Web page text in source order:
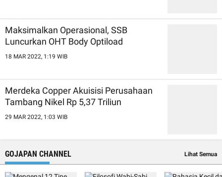
Maksimalkan Operasional, SSB
Luncurkan OHT Body Optiload
18 MAR 2022, 1:19 WIB
Merdeka Copper Akuisisi Perusahaan
Tambang Nikel Rp 5,37 Triliun
29 MAR 2022, 1:03 WIB
GOJAPAN CHANNEL Lihat Semua